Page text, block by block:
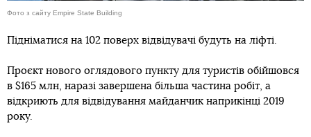
Фото з сайту Empire State Building
Підніматися на 102 поверх відвідувачі будуть на ліфті.
Проєкт нового оглядового пункту для туристів обійшовся
в $165 млн, наразі завершена більша частина робіт, а
відкриють для відвідування майданчик наприкінці 2019
року.